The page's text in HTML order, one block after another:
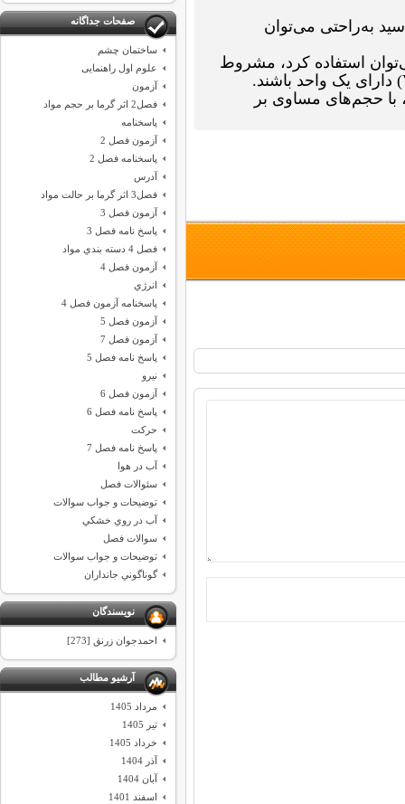
به‌راحتی می‌توان
استفاده کرد، مشروط
با حجم‌های مساوی بر
صفحات جداگانه
ساختمان چشم
علوم اول راهنمایی
آزمون
فصل2 اثر گرما بر حجم مواد
پاسخنامه
آزمون فصل 2
پاسخنامه فصل 2
آدرس
فصل3 اثر گرما بر حالت مواد
آزمون فصل 3
پاسخ نامه فصل 3
فصل 4 دسته بندي مواد
آزمون فصل 4
انرژي
پاسخنامه آزمون فصل 4
آزمون فصل 5
آزمون فصل 7
پاسخ نامه فصل 5
نيرو
آزمون فصل 6
پاسخ نامه فصل 6
حركت
پاسخ نامه فصل 7
آب در هوا
سئوالات فصل
توضيحات و جواب سوالات
آب در روي خشكي
سوالات فصل
توضيحات و جواب سوالات
گوناگوني جانداران
نویسندگان
احمدجوان زرنق [273]
آرشیو مطالب
مرداد 1405
تیر 1405
خرداد 1405
آذر 1404
آبان 1404
اسفند 1401